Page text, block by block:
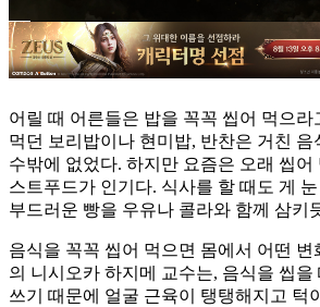
어릴 때 어른들은 밥을 꼭꼭 씹어 먹으라
먹던 보리밥이나 현미밥, 반찬은 거친
수밖에 없었다. 하지만 요즘은 오래 씹어
스트푸드가 인기다. 식사를 할 때도 게
부드러운 빵을 우유나 콜라와 함께 삼키
음식을 꼭꼭 씹어 먹으면 몸에서 어떤 변
의 니시오카 하지메 교수는, 음식을 씹을
쓰기 때문에 얼굴 근육이 탱탱해지고 턱